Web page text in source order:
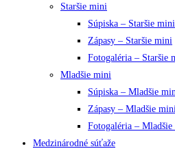
Staršie mini
Súpiska – Staršie mini
Zápasy – Staršie mini
Fotogaléria – Staršie
Mladšie mini
Súpiska – Mladšie
Zápasy – Mladšie
Fotogaléria –
Medzinárodné súťaže